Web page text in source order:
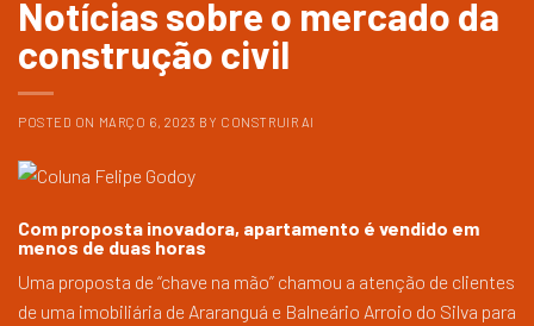
Notícias sobre o mercado da
construção civil
POSTED ON MARÇO 6, 2023 BY CONSTRUIR AI
Com proposta inovadora, apartamento é vendido em
menos de duas horas
Uma proposta de “chave na mão” chamou a atenção de clientes
de uma imobiliária de Araranguá e Balneário Arroio do Silva para